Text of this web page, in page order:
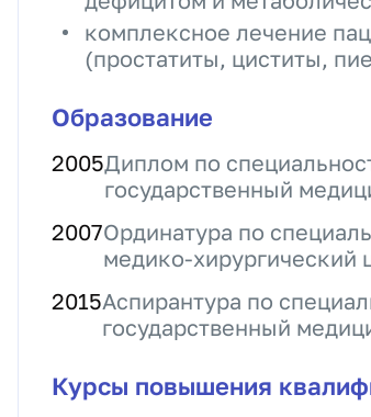
комплексное лечение
(простатиты, циститы,
Образование
2005Диплом по
государственный
2007Ординатура по
медико-хирургический
2015Аспирантура по
государственный
Курсы повышения